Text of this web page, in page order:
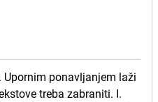
Upornim ponavljanjem laži
treba zabraniti. I.